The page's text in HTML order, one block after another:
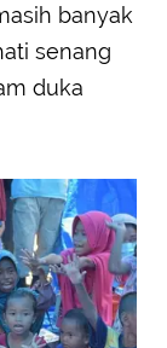
banyak
senang
duka